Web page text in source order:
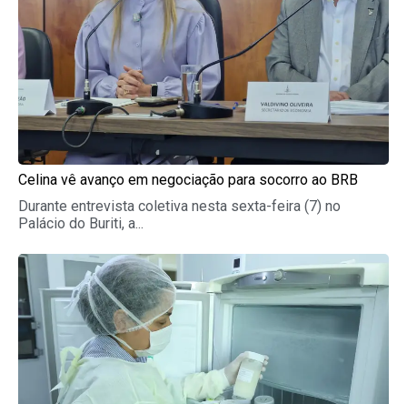
Celina vê avanço em negociação para socorro ao BRB
Durante entrevista coletiva nesta sexta-feira (7) no
Palácio do Buriti, a...